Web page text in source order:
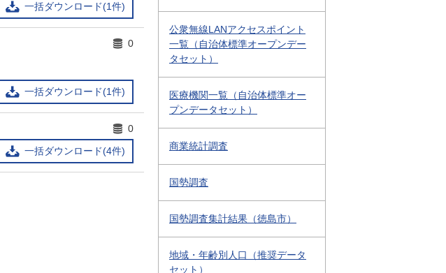
一括ダウンロード(1件)
一括ダウンロード(1件)
0
一括ダウンロード(4件)
0
公衆無線LANアクセスポイント
一覧（自治体標準オープンデー
タセット）
医療機関一覧（自治体標準オー
プンデータセット）
商業統計調査
国勢調査
国勢調査集計結果（徳島市）
地域・年齢別人口（推奨データ
セット）